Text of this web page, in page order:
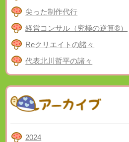
尖った制作代行
経営コンサル（究極の逆算®）
Reクリエイトの諸々
代表北川哲平の諸々
2024